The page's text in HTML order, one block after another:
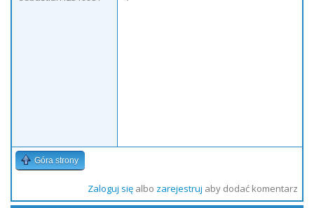
Góra strony
Zaloguj sięalbo zarejestruj aby dodać komentarz